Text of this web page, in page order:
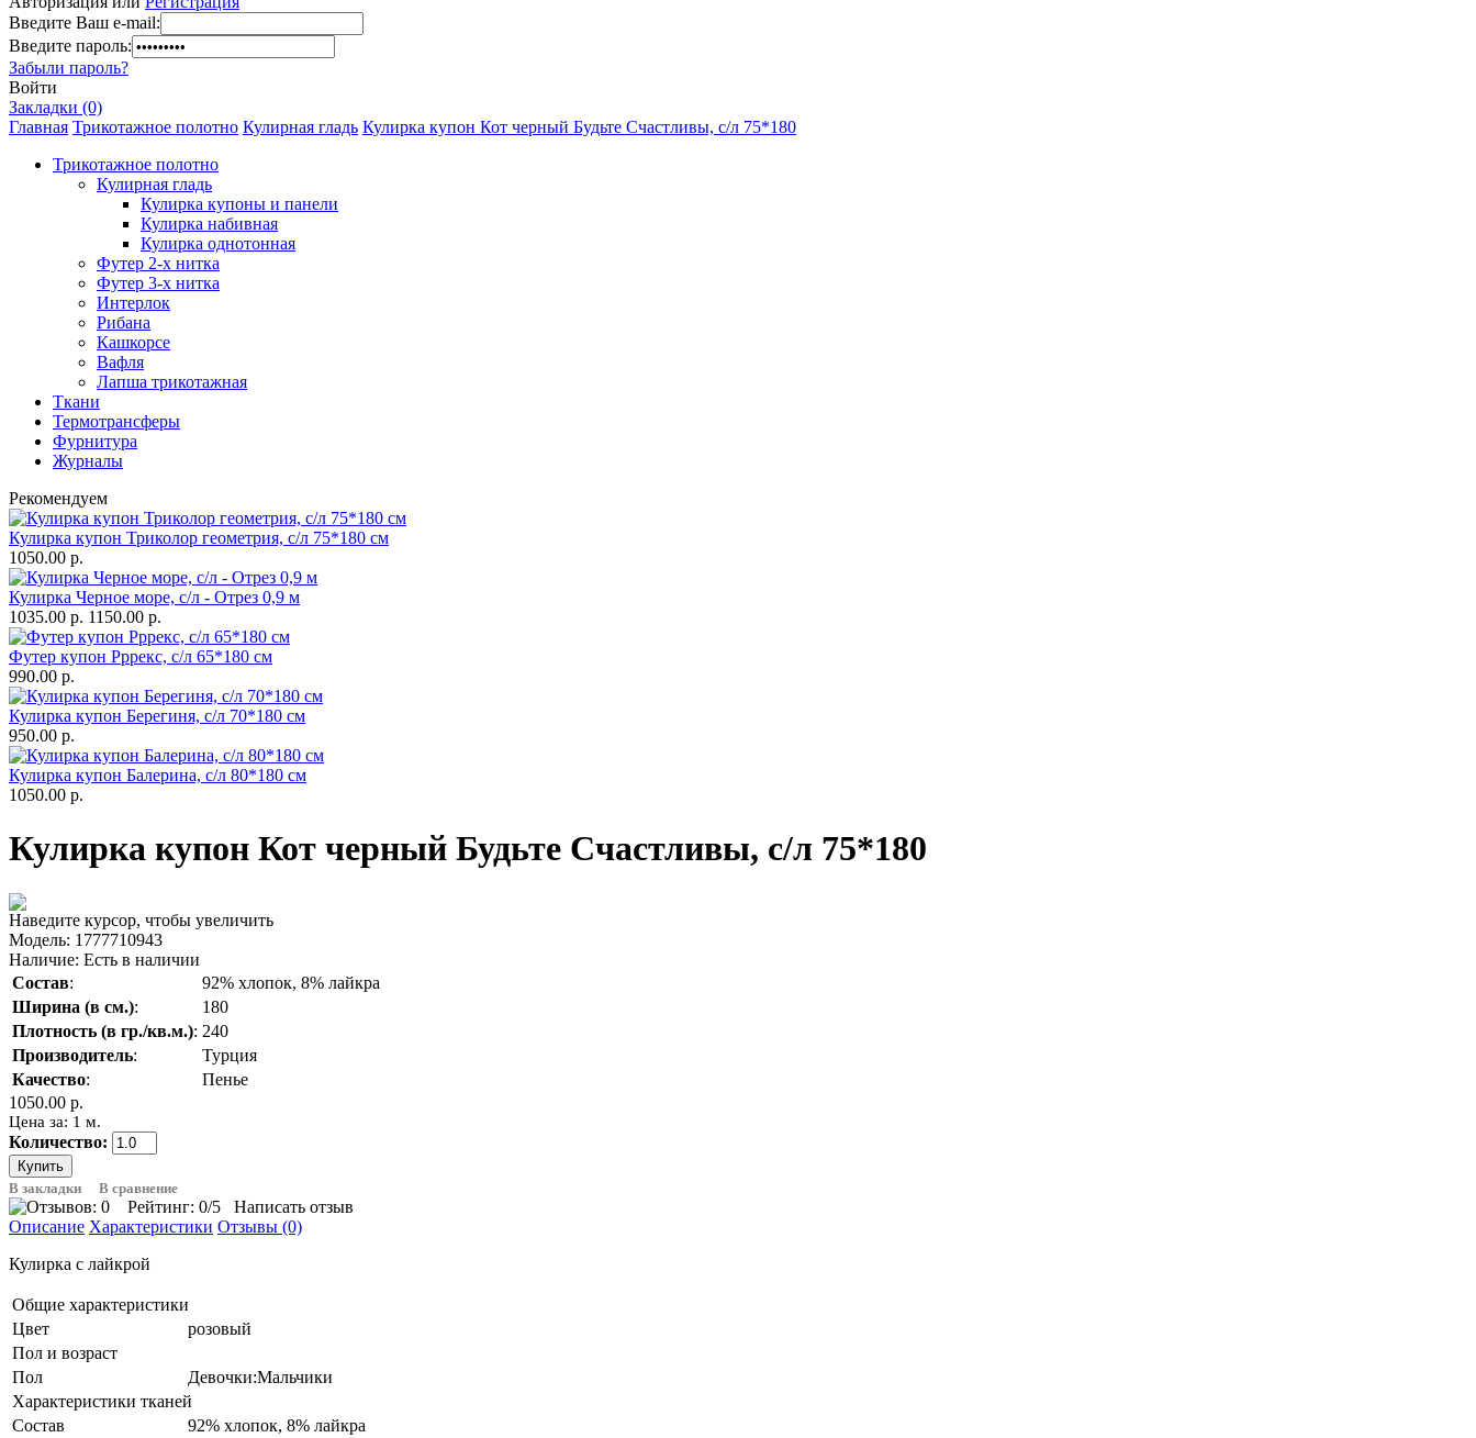
Введите Ваш e-mail:
Введите пароль:
Забыли пароль?
Войти
Закладки (0)
Главная Трикотажное полотно Кулирная гладь Кулирка купон Кот черный Будьте Счастливы, с/л 75*180
Трикотажное полотно
Кулирная гладь
Кулирка купоны и панели
Кулирка набивная
Кулирка однотонная
Футер 2-х нитка
Футер 3-х нитка
Интерлок
Рибана
Кашкорсе
Вафля
Лапша трикотажная
Ткани
Термотрансферы
Фурнитура
Журналы
Рекомендуем
Кулирка купон Триколор геометрия, с/л 75*180 см
1050.00 р.
Кулирка Черное море, с/л - Отрез 0,9 м
1035.00 р. 1150.00 р.
Футер купон Рррекс, с/л 65*180 см
990.00 р.
Кулирка купон Берегиня, с/л 70*180 см
950.00 р.
Кулирка купон Балерина, с/л 80*180 см
1050.00 р.
Кулирка купон Кот черный Будьте Счастливы, с/л 75*180
Наведите курсор, чтобы увеличить
Модель: 1777710943
Наличие: Есть в наличии
Состав:
92% хлопок, 8% лайкра
Ширина (в см.):
180
Плотность (в гр./кв.м.): 240
Производитель:
Турция
Качество:
Пенье
1050.00 р.
Цена за: 1 м.
Количество:
В закладки В сравнение
Рейтинг: 0/5
Написать отзыв
Описание Характеристики Отзывы (0)
Кулирка с лайкрой
Общие характеристики
Цвет
розовый
Пол и возраст
Пол
Девочки:Мальчики
Характеристики тканей
Состав
92% хлопок, 8% лайкра